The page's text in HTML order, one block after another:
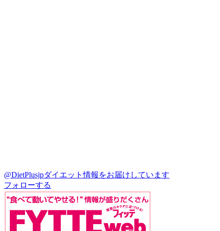
@DietPlusjpダイエット情報をお届けしています
フォローする